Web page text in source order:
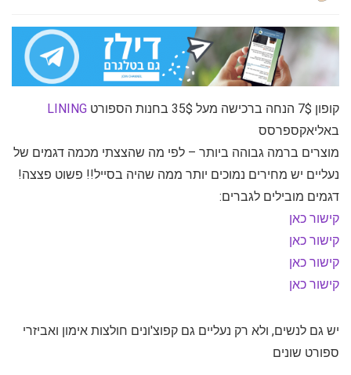
קופון 7$ הנחה ברכישה מעל 35$ בחנות הספורט
LINING
באליאקספרסס
מוצרים ברמה גבוהה ביותר – לפי מה שהצצתי מכמה דגמים של
נעליים יש מחירים נמוכים יותר ממה שהיה בסייל!! פשוט פצצה!
דגמים מובילים לגברים:
קישור כאן
קישור כאן
קישור כאן
קישור כאן
יש גם לנשים, ולא רק נעליים גם קפוצ'ונים חולצות אימון ואביזרי
ספורט שונים